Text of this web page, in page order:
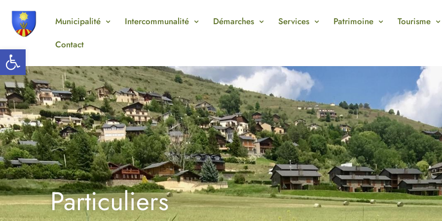
Ouvrir la barre d’outils
contenu
Municipalité Intercommunalité Démarches Services Patrimoine
Tourisme
Contact
Particuliers